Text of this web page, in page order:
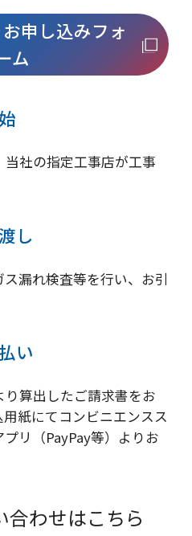
申し込みフォ
ム
社の指定工事店が工事
し
漏れ検査等を行い、お引
い
算出したご請求書をお
紙にてコンビニエンスス
リ（PayPay等）よりお
合わせはこちら